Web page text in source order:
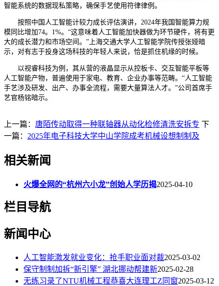
智能系统的数据现私策略，确保手艺使用符律律例。
按照中国人工智能计较力成长评估演讲，2024年我国智能算力规
模同比增加74。1%。“这意味着人工智能加快器做为环节硬件，将有更
大的成长潜力和市场空间。”上海交通大学人工智能学院传授张娅暗
示，对有志于投身这场科技的年轻人来说，恰是抓住机缘的时候。
以视睿科技为例，其从营的液晶显示从控板卡、交互智能平板等
人工智能产物，普遍使用于家电、教育、企业办事等范畴。“人工智能
手艺涉及研发、出产、办事全流程，需要大量算法人才。”公司首席手
艺官杨铭暗示。
上一篇： 唐陌传动取得一种联轴器从动化检修清洗安拆专 下
一篇： 2025年电子科技大学中山学院成考机械设想制制及
相关新闻
火爆全网的“杭州六小龙”创始人学历揭2025-04-10
栏目导航
新闻中心
人工智能激发就业变化：抢手职业面对裁2025-03-02
保守制制加拆“新引擎” 湖北挪动帮建新2025-02-28
无练习录了NTU机械工程恭喜大连理工Z同窗2025-03-12